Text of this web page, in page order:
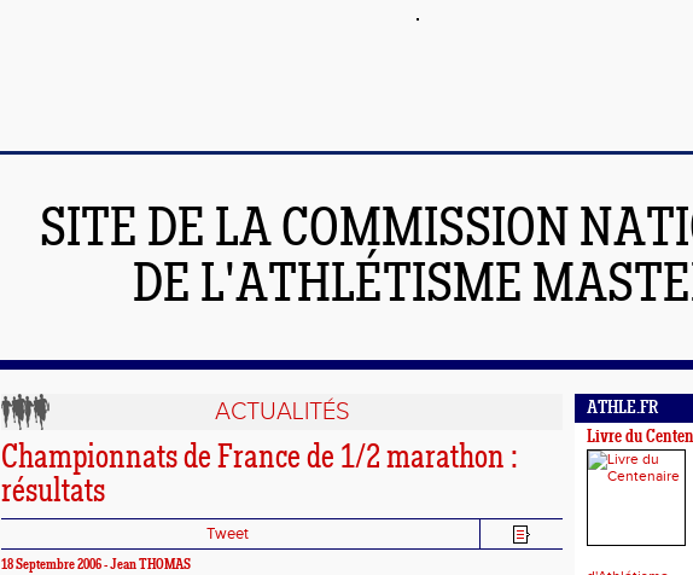
SITE DE LA COMMISSION
DE L'ATHLÉTISME
ACTUALITÉS
Championnats de France de 1/2 marathon :
résultats
Tweet
18 Septembre 2006 - Jean THOMAS
ATHLE.FR
Livre du